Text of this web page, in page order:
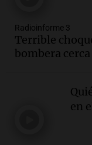
Audio.La
comienza
premios
Radioinforme 3
Terrible
bombera
en